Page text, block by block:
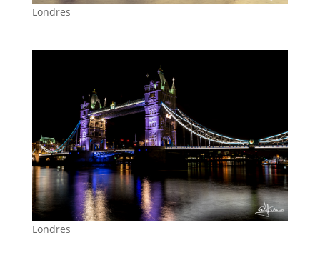
Londres
Londres